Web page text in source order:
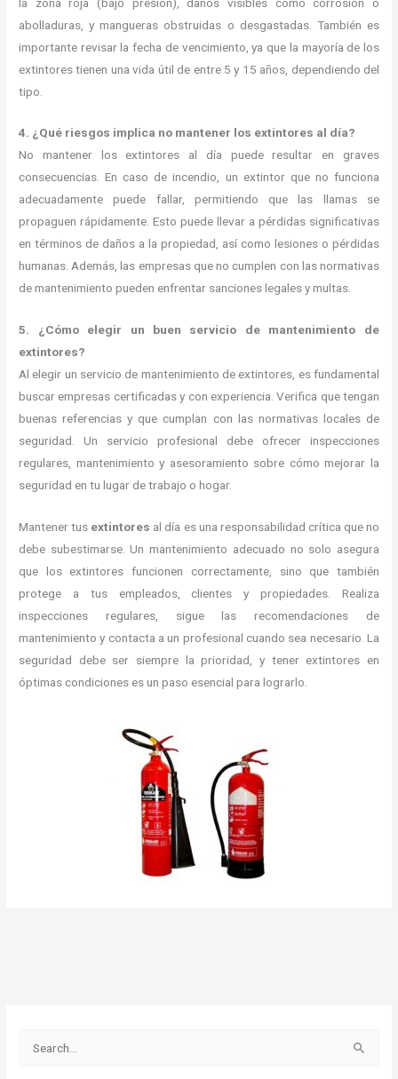
abolladuras, y mangueras obstruidas o desgastadas. También es
importante revisar la fecha de vencimiento, ya que la mayoría de los
extintores tienen una vida útil de entre 5 y 15 años, dependiendo del
tipo.
4. ¿Qué riesgos implica no mantener los extintores al día?
No mantener los extintores al día puede resultar en graves
consecuencias. En caso de incendio, un extintor que no funciona
adecuadamente puede fallar, permitiendo que las llamas se
propaguen rápidamente. Esto puede llevar a pérdidas significativas
en términos de daños a la propiedad, así como lesiones o pérdidas
humanas. Además, las empresas que no cumplen con las normativas
de mantenimiento pueden enfrentar sanciones legales y multas.
5. ¿Cómo elegir un buen servicio de mantenimiento de
extintores?
Al elegir un servicio de mantenimiento de extintores, es fundamental
buscar empresas certificadas y con experiencia. Verifica que tengan
buenas referencias y que cumplan con las normativas locales de
seguridad. Un servicio profesional debe ofrecer inspecciones
regulares, mantenimiento y asesoramiento sobre cómo mejorar la
seguridad en tu lugar de trabajo o hogar.
Mantener tus extintores al día es una responsabilidad crítica que no
debe subestimarse. Un mantenimiento adecuado no solo asegura
que los extintores funcionen correctamente, sino que también
protege a tus empleados, clientes y propiedades. Realiza
inspecciones regulares, sigue las recomendaciones de
mantenimiento y contacta a un profesional cuando sea necesario. La
seguridad debe ser siempre la prioridad, y tener extintores en
óptimas condiciones es un paso esencial para lograrlo.